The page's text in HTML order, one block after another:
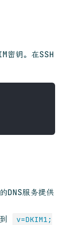
密钥。在SSH
DNS服务提供
v=DKIM1;